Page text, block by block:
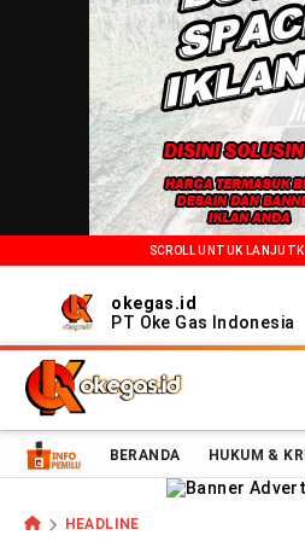
SCROLL UNTUK
okegas.id
PT Oke Gas Indonesia
Oke Gas Indonesia | Energi
BERANDA HUKUM &
HEADLINE